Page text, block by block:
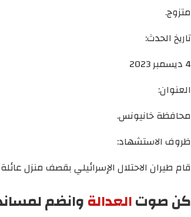
متزوج.
تاريخ الحدث:
4 ديسمبر 2023
العنوان:
محافظة خانيونس.
ظروف الاستشهاد:
قام طيران الاحتلال الإسرائيلي بقصف منزل
كن صوتالعدالةوانضم